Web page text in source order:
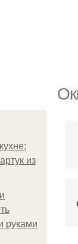
из
руками